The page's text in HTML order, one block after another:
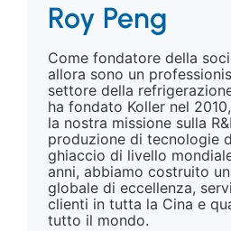
Roy Peng
Come fondatore della
allora sono un
settore della
ha fondato Koller nel
la nostra missione sulla
produzione di tecnologie
ghiaccio di livello
anni, abbiamo costruito
globale di eccellenza,
clienti in tutta la Cina e
tutto il mondo.